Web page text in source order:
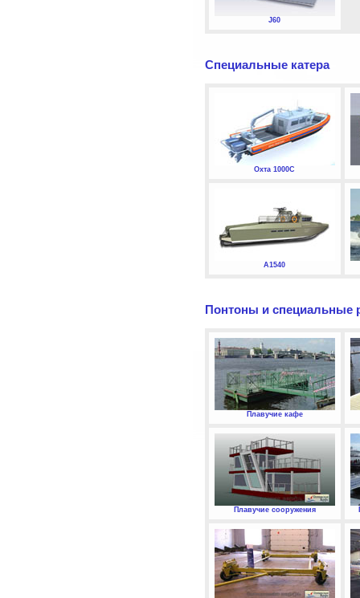
J60
Специальные катера
Охта 1000С
А1540
Понтоны и специальные
Плавучие кафе
Плавучие сооружения